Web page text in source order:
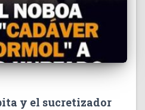
y el sucretizador